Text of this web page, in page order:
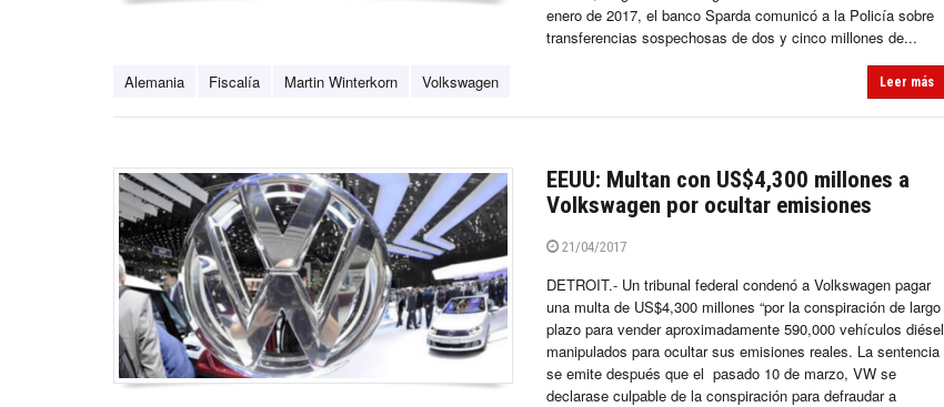
enero de 2017, el banco Sparda comunicó a la Policía sobre
transferencias sospechosas de dos y cinco millones de...
Alemania Fiscalía Martin Winterkorn Volkswagen Leer más
EEUU: Multan con US$4,300 millones a
Volkswagen por ocultar emisiones
21/04/2017
DETROIT.- Un tribunal federal condenó a Volkswagen pagar
una multa de US$4,300 millones “por la conspiración de largo
plazo para vender aproximadamente 590,000 vehículos diésel
manipulados para ocultar sus emisiones reales. La sentencia
se emite después que el pasado 10 de marzo, VW se
declarase culpable de la conspiración para defraudar a